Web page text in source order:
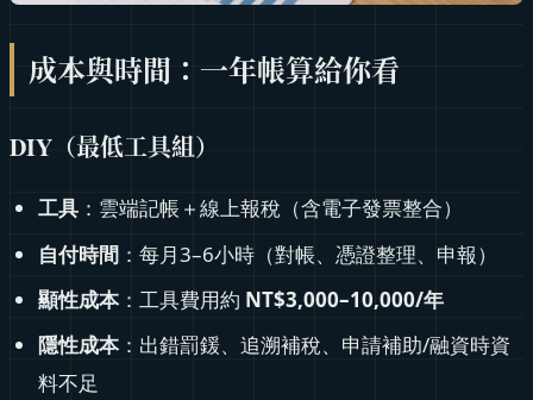
成本與時間：一年帳算給你看
DIY（最低工具組）
工具 ：雲端記帳＋線上報稅（含電子發票整合）
自付時間 ：每月3–6小時（對帳、憑證整理、申報）
顯性成本：工具費用約 NT$3,000–10,000/年
隱性成本：出錯罰鍰、追溯補稅、申請補助/融資時資
料不足